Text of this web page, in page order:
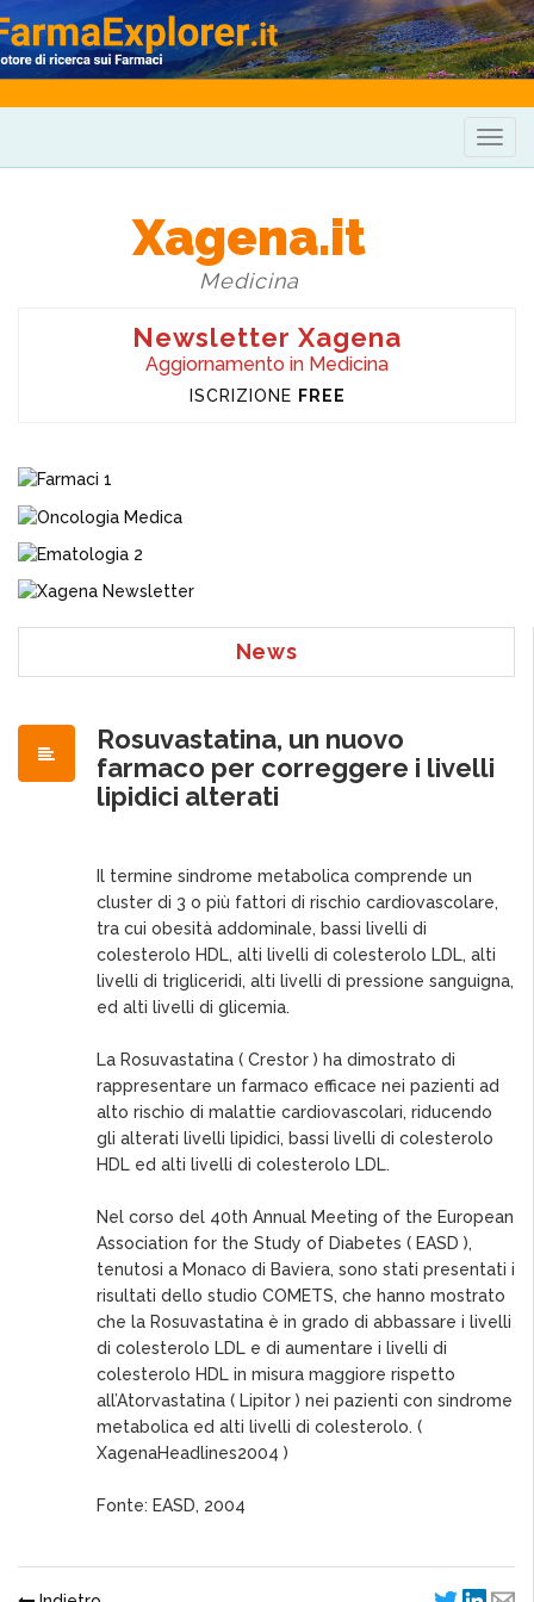
Xagena.it
Medicina
Newsletter Xagena
Aggiornamento in Medicina
ISCRIZIONE FREE
News
Rosuvastatina, un nuovo
farmaco per correggere i livelli
lipidici alterati
Il termine sindrome metabolica comprende un
cluster di 3 o più fattori di rischio cardiovascolare,
tra cui obesità addominale, bassi livelli di
colesterolo HDL, alti livelli di colesterolo LDL, alti
livelli di trigliceridi, alti livelli di pressione sanguigna,
ed alti livelli di glicemia.
La Rosuvastatina ( Crestor ) ha dimostrato di
rappresentare un farmaco efficace nei pazienti ad
alto rischio di malattie cardiovascolari, riducendo
gli alterati livelli lipidici, bassi livelli di colesterolo
HDL ed alti livelli di colesterolo LDL.
Nel corso del 40th Annual Meeting of the European
Association for the Study of Diabetes ( EASD ),
tenutosi a Monaco di Baviera, sono stati presentati i
risultati dello studio COMETS, che hanno mostrato
che la Rosuvastatina è in grado di abbassare i livelli
di colesterolo LDL e di aumentare i livelli di
colesterolo HDL in misura maggiore rispetto
all’Atorvastatina ( Lipitor ) nei pazienti con sindrome
metabolica ed alti livelli di colesterolo. (
XagenaHeadlines2004 )
Fonte: EASD, 2004